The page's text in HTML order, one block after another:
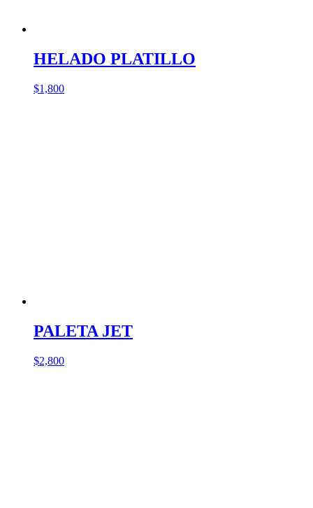
HELADO PLATILLO
$1,800
PALETA JET
$2,800